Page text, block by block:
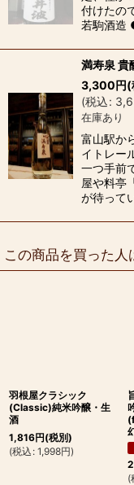
付けたの
若駒酒造
満寿泉
3,300円(
(税込:
在庫あり
富山駅か
イトレー
一つ手前
屋や料亭
が待って
この商品を買った
羽根屋クラシック
(Classic)純米吟醸・生
酒
1,816円(税別)
(税込 : 1,998円)
(